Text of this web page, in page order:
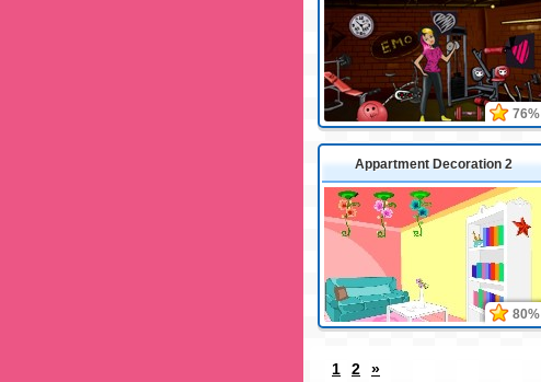
76%
Appartment Decoration 2
80%
1 2 »